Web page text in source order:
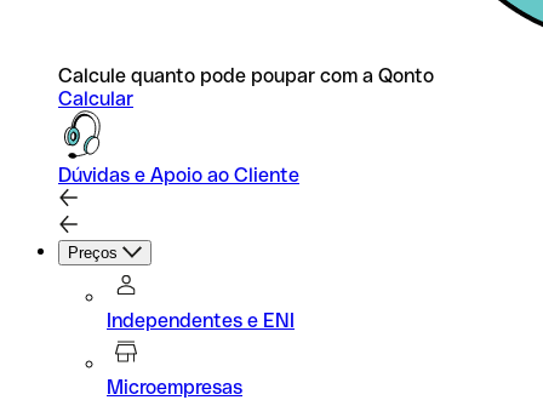
Calcule quanto pode poupar com a Qonto
Calcular
Dúvidas e Apoio ao Cliente
Preços
Independentes e ENI
Microempresas